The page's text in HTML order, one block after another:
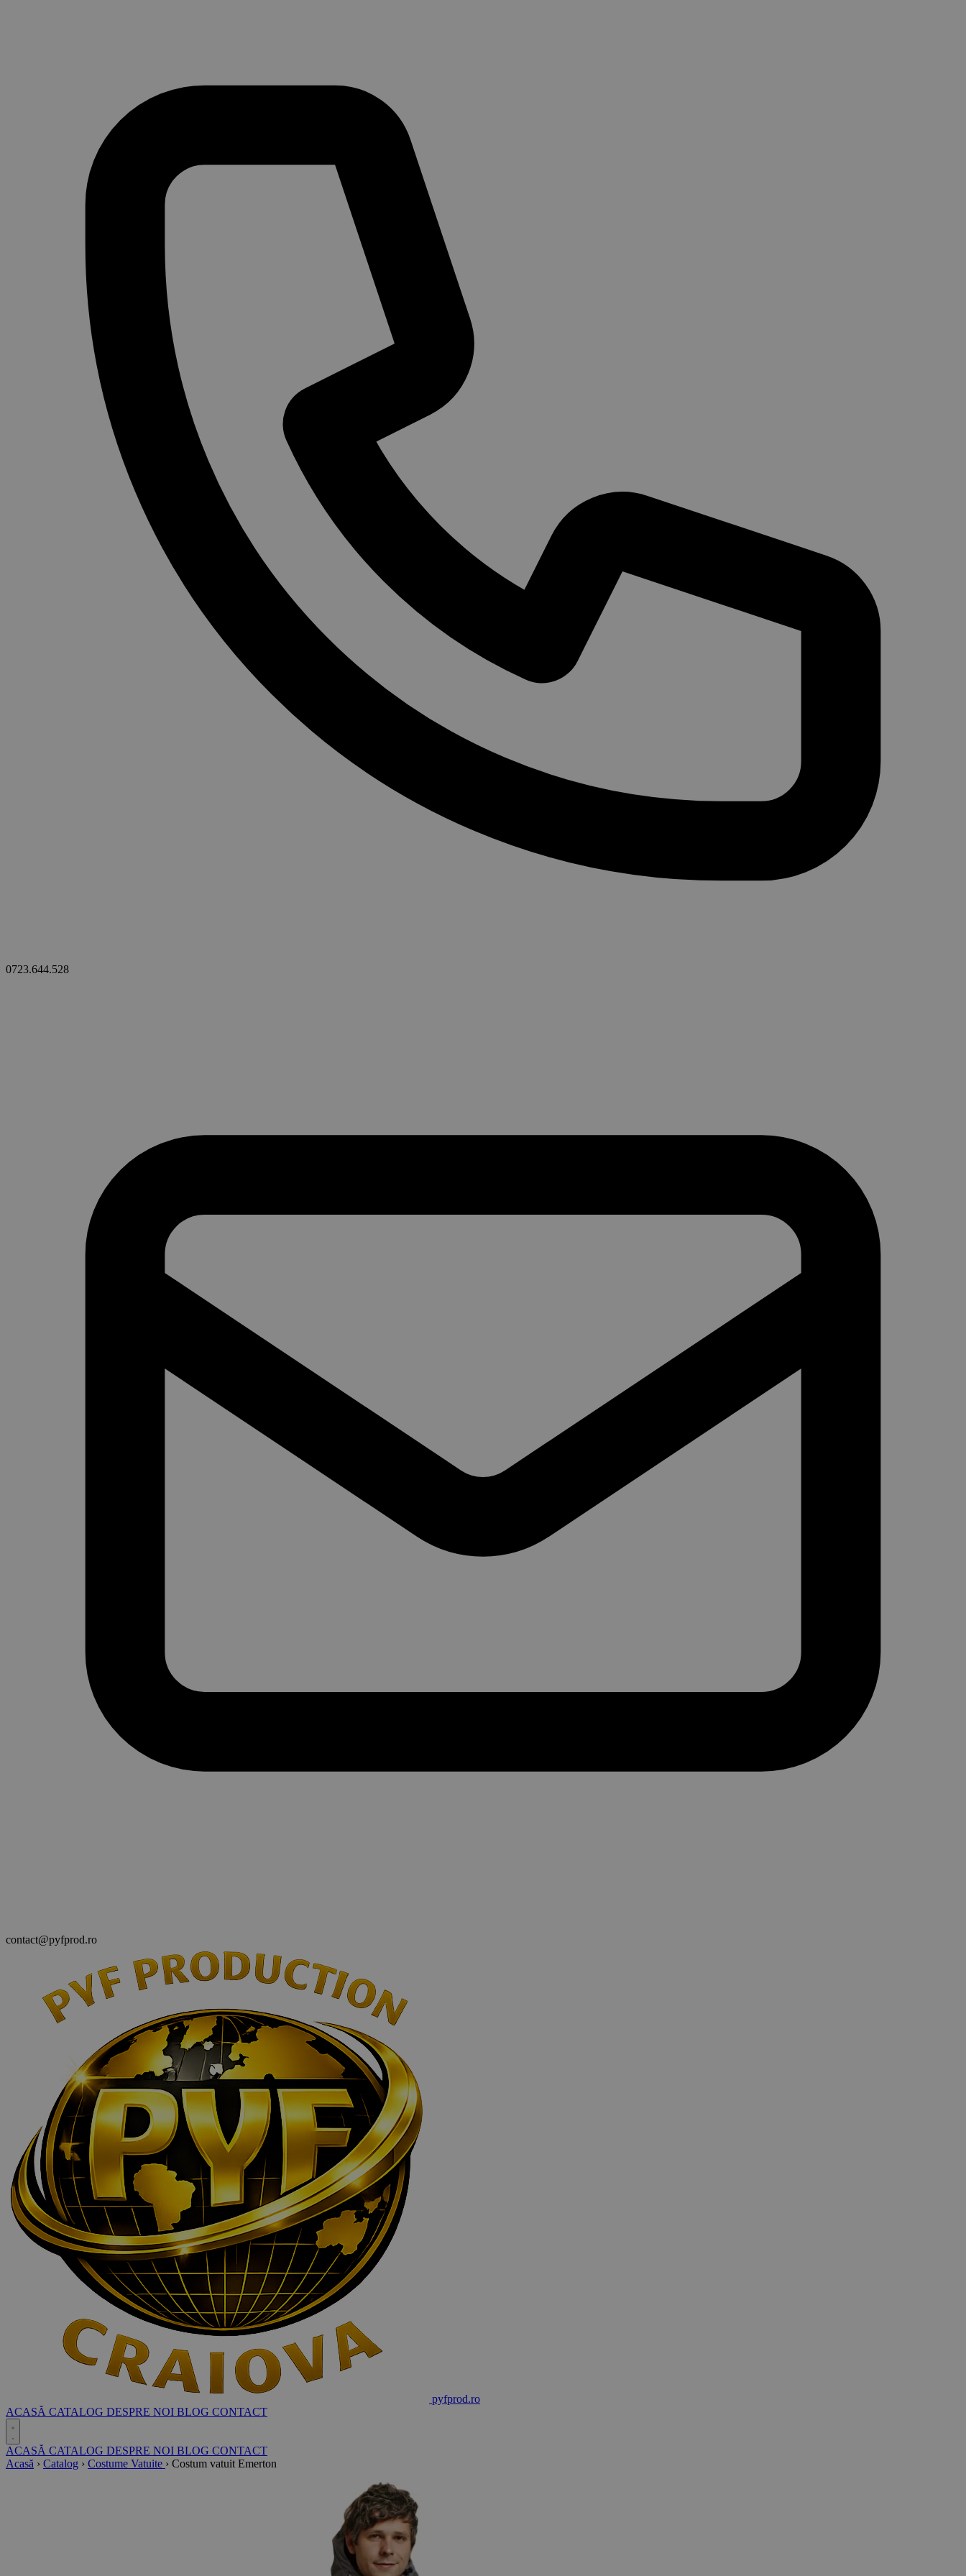
0723.644.528
contact@pyfprod.ro
pyfprod.ro
ACASĂ CATALOG DESPRE NOI BLOG CONTACT
ACASĂ CATALOG DESPRE NOI BLOG CONTACT
Acasă › Catalog › Costume Vatuite › Costum vatuit Emerton